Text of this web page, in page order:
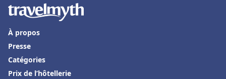
À propos
Presse
Catégories
Prix de l’hôtellerie